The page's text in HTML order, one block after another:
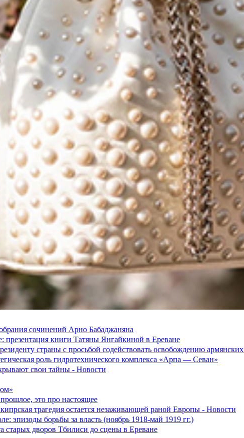
сочинений Арно Бабаджаняна
презентация книги Татяны Янгайкиной в Ереване
страны с просьбой содействовать освобождению
роль гидротехнического комплекса «Арпа — Севан»
свои тайны - Новости
это про настоящее
трагедия остается незаживающей раной Европы - Новости
эпизоды борьбы за власть (ноябрь 1918-май 1919 гг.)
старых дворов Тбилиси до сцены в Ереване